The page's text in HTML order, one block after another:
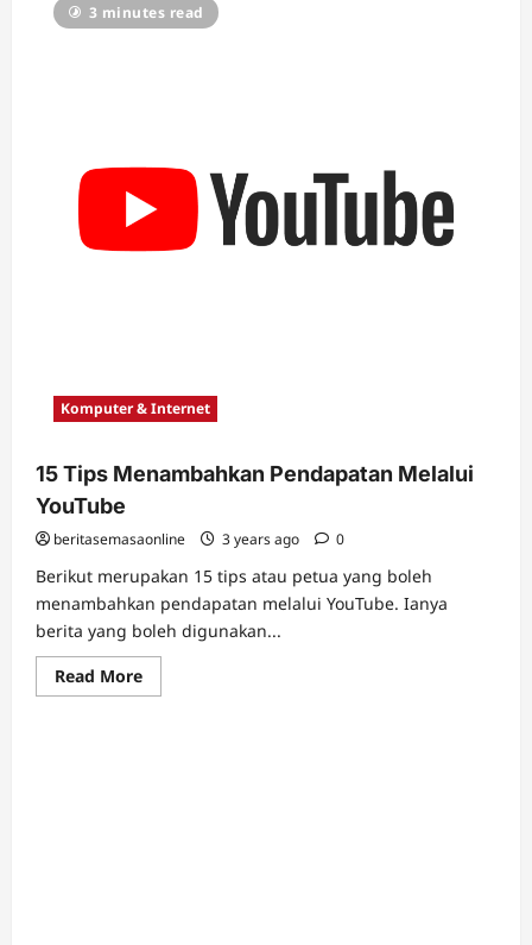
3 minutes read
Komputer & Internet
15 Tips Menambahkan Pendapatan Melalui
YouTube
beritasemasaonline 3 years ago 0
Berikut merupakan 15 tips atau petua yang boleh
menambahkan pendapatan melalui YouTube. Ianya
berita yang boleh digunakan...
Read MoreRead
more